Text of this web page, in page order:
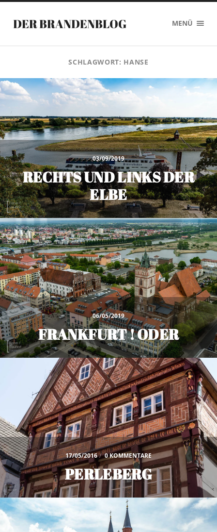
DER BRANDENBLOG MENÜ
SCHLAGWORT: HANSE
03/09/2019
RECHTS UND LINKS DER
ELBE
06/05/2019
FRANKFURT ! ODER
17/05/2016 / 0 KOMMENTARE
PERLEBERG